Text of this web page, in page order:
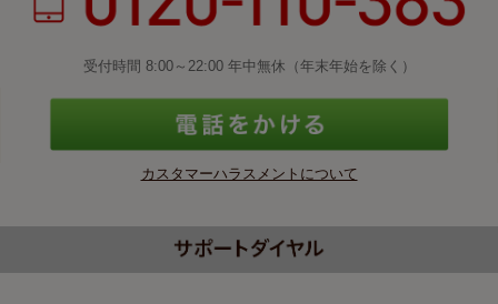
受付時間 8:00～22:00 年中無休（年末年始を除く）
カスタマーハラスメントについて